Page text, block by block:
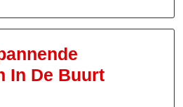
In De Buurt